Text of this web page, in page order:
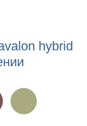
hybrid